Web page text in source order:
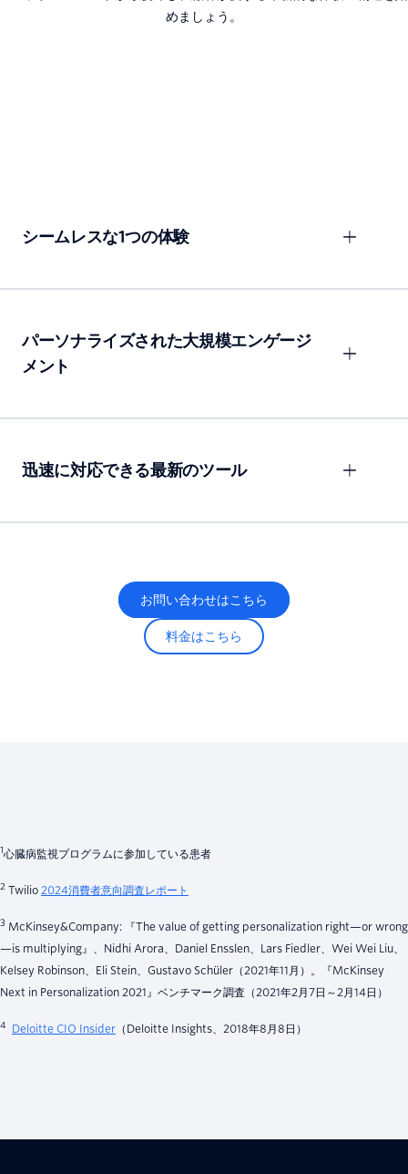
めましょう。
シームレスな1つの体験
パーソナライズされた大規模エンゲージ
メント
迅速に対応できる最新のツール
お問い合わせはこちら
料金はこちら
1心臓病監視プログラムに参加している患者
2 Twilio 2024消費者意向調査レポート
3 McKinsey&Company: 『The value of getting personalization right—or wrong
—is multiplying』、Nidhi Arora、Daniel Ensslen、Lars Fiedler、Wei Wei Liu、
Kelsey Robinson、Eli Stein、Gustavo Schüler（2021年11月）。『McKinsey
Next in Personalization 2021』ベンチマーク調査（2021年2月7日～2月14日）
4 Deloitte CIO Insider （Deloitte Insights、2018年8月8日）